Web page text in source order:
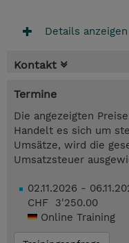
Details anzeigen
Kontakt
Termine
Die angezeigten
Handelt es sich um
Umsätze, wird die
Umsatzsteuer
02.11.2026 -
CHF 3'250.00
Online Training